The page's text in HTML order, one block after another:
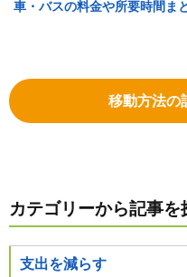
車・バスの料金や所要時間ま
移動方法の
カテゴリーから記事を
支出を減らす